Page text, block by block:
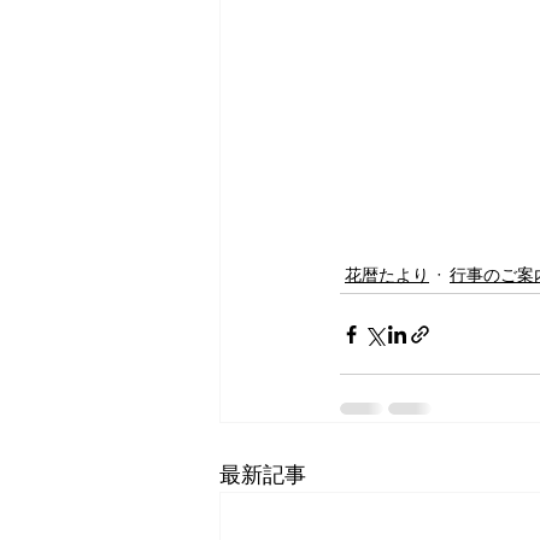
花暦たより 行事のご案
最新記事